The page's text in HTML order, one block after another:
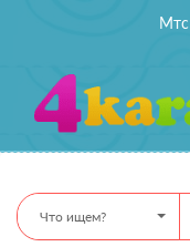
Мтс
Что ищем?